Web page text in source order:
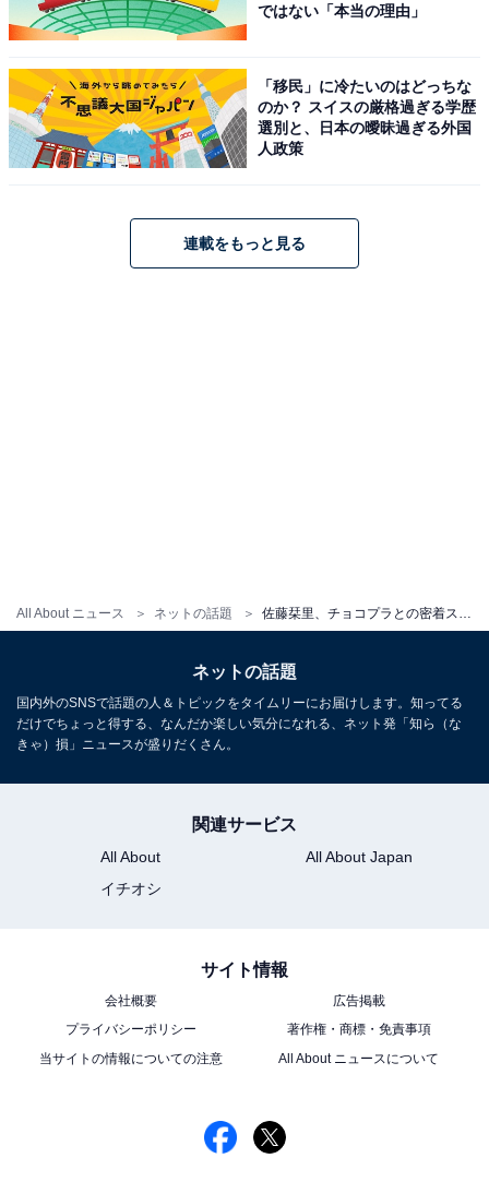
All About ニュース ネットの話題 佐藤栞里、チョコプラとの密着スリーショット！ 雑誌アザーカット公開に「もう兄妹じゃん」「みんな笑顔が素敵」
ではない「本当の理由」
「移民」に冷たいのはどっちな
のか？ スイスの厳格過ぎる学歴
選別と、日本の曖昧過ぎる外国
人政策
連載をもっと見る
ネットの話題
国内外のSNSで話題の人＆トピックをタイムリーにお届けします。知ってる
だけでちょっと得する、なんだか楽しい気分になれる、ネット発「知ら（な
きゃ）損」ニュースが盛りだくさん。
関連サービス
All About
All About Japan
イチオシ
サイト情報
会社概要
広告掲載
プライバシーポリシー
著作権・商標・免責事項
当サイトの情報についての注意
All About ニュースについて